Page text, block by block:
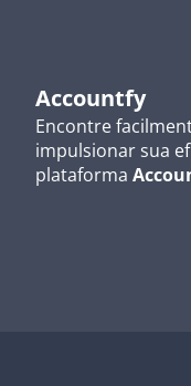
Accountfy
Encontre
impulsionar sua
plataforma